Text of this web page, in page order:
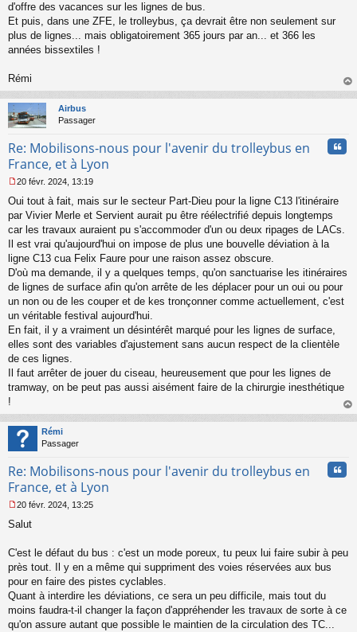
u
d'offre des vacances sur les lignes de bus.
Et puis, dans une ZFE, le trolleybus, ça devrait être non seulement sur
plus de lignes... mais obligatoirement 365 jours par an... et 366 les
années bissextiles !
Rémi
au
Airbus
Passager
Re: Mobilisons-nous pour l'avenir du trolleybus en
France, et à Lyon
e
s
s
g
e
n
o
n
u
20 févr. 2024, 13:19
Oui tout à fait, mais sur le secteur Part-Dieu pour la ligne C13 l'itinéraire
par Vivier Merle et Servient aurait pu être réélectrifié depuis longtemps
car les travaux auraient pu s'accommoder d'un ou deux ripages de LACs.
Il est vrai qu'aujourd'hui on impose de plus une bouvelle déviation à la
ligne C13 cua Felix Faure pour une raison assez obscure.
D'où ma demande, il y a quelques temps, qu'on sanctuarise les itinéraires
de lignes de surface afin qu'on arrête de les déplacer pour un oui ou pour
un non ou de les couper et de kes tronçonner comme actuellement, c'est
un véritable festival aujourd'hui.
En fait, il y a vraiment un désintérêt marqué pour les lignes de surface,
elles sont des variables d'ajustement sans aucun respect de la clientèle
de ces lignes.
Il faut arrêter de jouer du ciseau, heureusement que pour les lignes de
tramway, on be peut pas aussi aisément faire de la chirurgie inesthétique
!
au
Rémi
Passager
Re: Mobilisons-nous pour l'avenir du trolleybus en
France, et à Lyon
e
s
a
g
e
n
o
n
20 févr. 2024, 13:25
Salut
C'est le défaut du bus : c'est un mode poreux, tu peux lui faire subir à peu
près tout. Il y en a même qui suppriment des voies réservées aux bus
pour en faire des pistes cyclables.
Quant à interdire les déviations, ce sera un peu difficile, mais tout du
moins faudra-t-il changer la façon d'appréhender les travaux de sorte à ce
qu'on assure autant que possible le maintien de la circulation des TC...